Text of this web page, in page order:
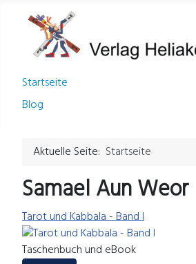
Startseite
Blog
Aktuelle Seite: Startseite
Samael Aun Weor
Tarot und Kabbala - Band I
Taschenbuch und eBook